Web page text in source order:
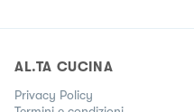
AL.TA CUCINA
Privacy Policy